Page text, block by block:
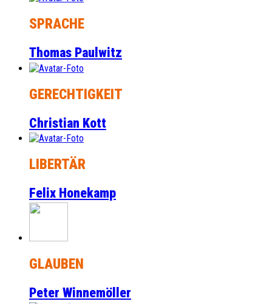
SPRACHE
Thomas Paulwitz
GERECHTIGKEIT
Christian Kott
LIBERTÄR
Felix Honekamp
GLAUBEN
Peter Winnemöller